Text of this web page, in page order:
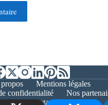
Mentions légales
confidentialité
Nos
Contact